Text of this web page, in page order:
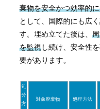
棄物を安全かつ効率的
として、国際的にも広
す。埋め立てた後は、
を監視し続け、安全性
要があります。
処
分
方
対象廃棄物 処理方法